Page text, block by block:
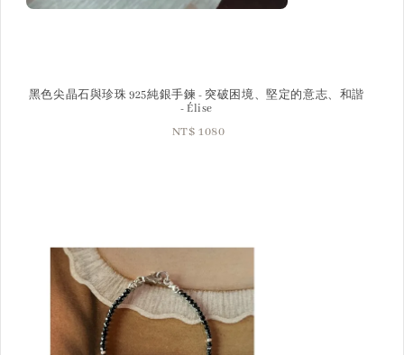
黑色尖晶石與珍珠 925純銀手鍊 - 突破困境、堅定的意志、和諧
- Élise
Regular
NT$ 1080